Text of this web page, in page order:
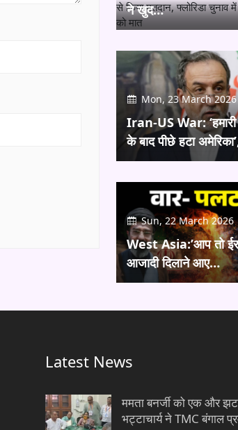
ने खुद…
Mon, 23 March 2026
Iran-US War: ‘हमारी
के बाद पीछे हटा
Sun, 22 March 2026
West Asia:’आप तो
आजादी दिलाने आए…
Latest News
ममता बनर्जी को एक और
भट्टाचार्य ने TMC बंगाल